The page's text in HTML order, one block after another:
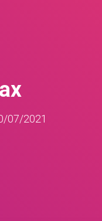
07/2021